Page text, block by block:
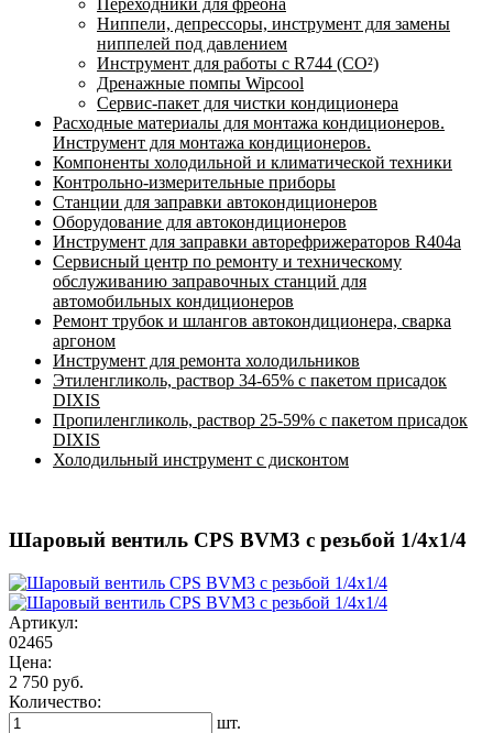
Переходники для фреона
Ниппели, депрессоры, инструмент для замены
ниппелей под давлением
Инструмент для работы с R744 (CO²)
Дренажные помпы Wipcool
Сервис-пакет для чистки кондиционера
Расходные материалы для монтажа кондиционеров.
Инструмент для монтажа кондиционеров.
Компоненты холодильной и климатической техники
Контрольно-измерительные приборы
Станции для заправки автокондиционеров
Оборудование для автокондиционеров
Инструмент для заправки авторефрижераторов R404a
Сервисный центр по ремонту и техническому
обслуживанию заправочных станций для
автомобильных кондиционеров
Ремонт трубок и шлангов автокондиционера, сварка
аргоном
Инструмент для ремонта холодильников
Этиленгликоль, раствор 34-65% с пакетом присадок
DIXIS
Пропиленгликоль, раствор 25-59% с пакетом присадок
DIXIS
Холодильный инструмент с дисконтом
Шаровый вентиль CPS BVM3 с резьбой 1/4х1/4
Артикул:
02465
Цена:
2 750 руб.
Количество:
шт.